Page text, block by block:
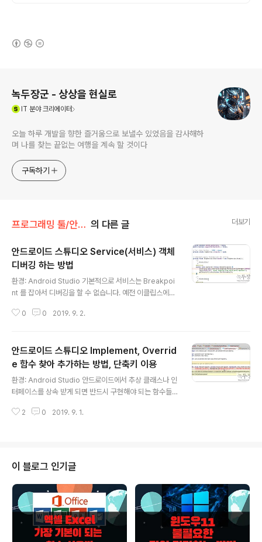
녹두장군 - 상상을 현실로
IT 분야 크리에이터
오늘 하루 개발을 향한 즐거움으로 보낼수 있었음을 감사해하
며 나를 찾는 끝없는 여행을 계속 할 것이다
구독하기
프로그래밍 툴/안드로이드 스튜디오 의 다른 글 더보기
안드로이드 스튜디오 Service(서비스) 객체
디버깅 하는 방법
환경: Android Studio 기본적으로 서비스는 Breakpoi
nt 를 잡아서 디버깅을 할 수 없습니다. 예전 이클립스에서
에 끼워 넣어서 지나치지 못하게 한 다음 디버깅을 했었습
다. 그럼 어떻게 Service를 디버깅 해야 할까요? 그런데
디버깅을 어떻게 해야 되는지를 묻기 전에 왜 안되는지 궁
금하지 않으세요? Service 는 앱 실행과 별개로 돌아가는
Process 이기 때문입니다. 안드로이드 스튜디오에서는
에뮬레이터나 안드로이드 디바이스에서 돌아가고 있는 프
로세스를 접촉할 수 있도록 “Attach deb..
0 0 2019. 9. 2.
안드로이드 스튜디오 Implement, Overrid
e 함수 찾아 추가하는 방법, 단축키 이용
환경: Android Studio 안드로이드에서 추상 클래스나 인
터페이스를 상속 받게 되면 반드시 구현해야 되는 함수들
사용자가 일일이 입력하지 않아도 됩니다. 단축키를 이용
그어지면서 에러가 나는 이유는 상속받은 인터페이스의 필
수 함수를 구현하지 않아서 입니다. 마우스를 가져가면 어
떤 함수를 추가해 줘야 하는지 나타납니다. 그런데 이것을
사용자가 일일이 입력해 줄 필요가 없습니다. ▼ 한번에 함
수들을 자동으로 추가하기 위해 단축키를 이용합니다. 단
축키는 Ctrl + I 와 Ct..
2 0 2019. 9. 1.
이 블로그 인기글